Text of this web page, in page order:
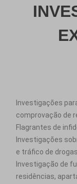
Investigações
comprovação de
Flagrantes de
Investigações
e tráfico de drogas
Investigação de
residências,